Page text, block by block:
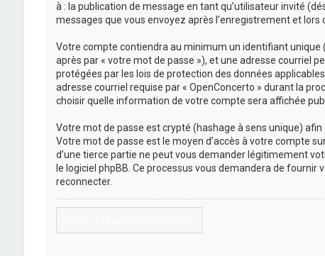
à : la publication de message en tant qu’utilisateur invité
messages que vous envoyez après l’enregistrement et lors
Votre compte contiendra au minimum un identifiant unique
après par « votre mot de passe »), et une adresse courriel
protégées par les lois de protection des données
adresse courriel requise par « OpenConcerto » durant la
choisir quelle information de votre compte sera affichée
Votre mot de passe est crypté (hashage à sens unique)
Votre mot de passe est le moyen d’accès à votre compte
d’une tierce partie ne peut vous demander légitimement
le logiciel phpBB. Ce processus vous demandera de
reconnecter.